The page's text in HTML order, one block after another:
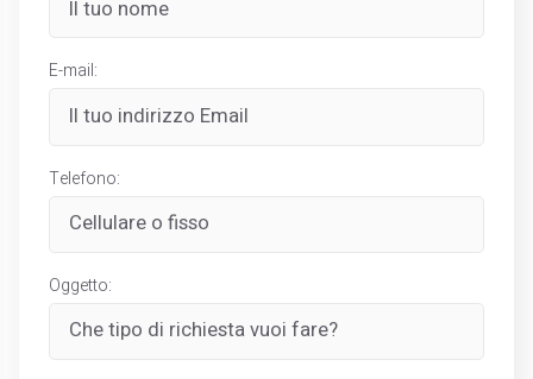
E-mail:
Telefono:
Oggetto: